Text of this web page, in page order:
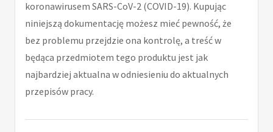
koronawirusem SARS-CoV-2 (COVID-19). Kupując
niniejszą dokumentację możesz mieć pewność, że
bez problemu przejdzie ona kontrolę, a treść w
będąca przedmiotem tego produktu jest jak
najbardziej aktualna w odniesieniu do aktualnych
przepisów pracy.